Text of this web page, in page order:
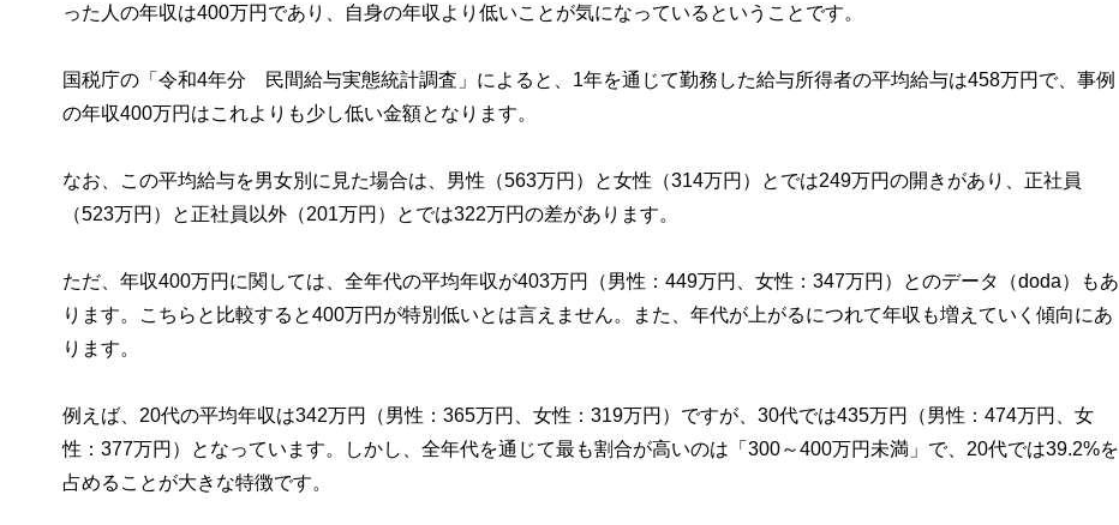
った人の年収は400万円であり、自身の年収より低いことが気になっているということです。
国税庁の「令和4年分 民間給与実態統計調査」によると、1年を通じて勤務した給与所得者の平均給与は458万円で、事例
の年収400万円はこれよりも少し低い金額となります。
なお、この平均給与を男女別に見た場合は、男性（563万円）と女性（314万円）とでは249万円の開きがあり、正社員
（523万円）と正社員以外（201万円）とでは322万円の差があります。
ただ、年収400万円に関しては、全年代の平均年収が403万円（男性：449万円、女性：347万円）とのデータ（doda）もあ
ります。こちらと比較すると400万円が特別低いとは言えません。また、年代が上がるにつれて年収も増えていく傾向にあ
ります。
例えば、20代の平均年収は342万円（男性：365万円、女性：319万円）ですが、30代では435万円（男性：474万円、女
性：377万円）となっています。しかし、全年代を通じて最も割合が高いのは「300～400万円未満」で、20代では39.2%を
占めることが大きな特徴です。